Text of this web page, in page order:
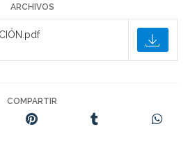
ARCHIVOS
COMPARTIR